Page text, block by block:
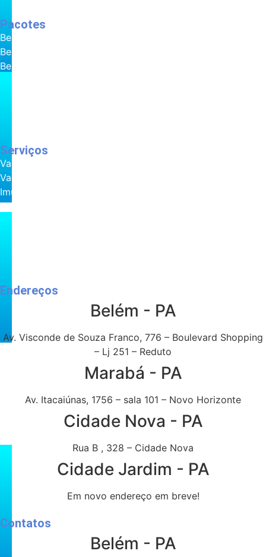
Pacotes
Bebês de 2 a 6 meses
Bebês de 2 a 12 meses com reforço
Bebês de 2 a 18 meses
Serviços
Vacinação Domiciliar
Vacinação Escolar
Imune in company
Pacotes de vacinação
Endereços
Belém - PA
Av. Visconde de Souza Franco, 776 – Boulevard Shopping
– Lj 251 – Reduto
Marabá - PA
Av. Itacaiúnas, 1756 – sala 101 – Novo Horizonte
Cidade Nova - PA
Rua B , 328 – Cidade Nova
Cidade Jardim - PA
Em novo endereço em breve!
Contatos
Belém - PA